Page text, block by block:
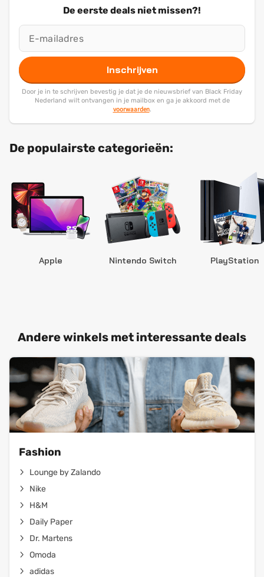
De eerste deals niet missen?!
Inschrijven
Door je in te schrijven bevestig je dat je de nieuwsbrief van Black Friday
Nederland wilt ontvangen in je mailbox en ga je akkoord met de
voorwaarden.
De populairste categorieën:
Apple Nintendo Switch PlayStation
Andere winkels met interessante deals
Fashion
Lounge by Zalando
Nike
H&M
Daily Paper
Dr. Martens
Omoda
adidas